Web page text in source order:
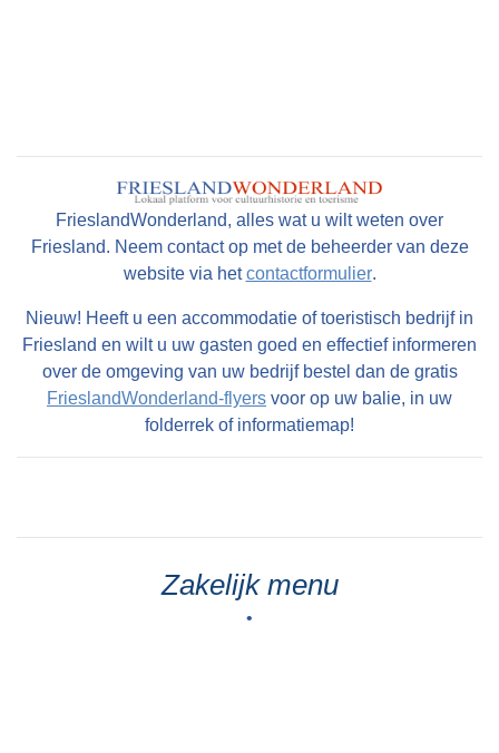
FrieslandWonderland, alles wat u wilt weten over
Friesland. Neem contact op met de beheerder van deze
website via hetcontactformulier.
Nieuw! Heeft u een accommodatie of toeristisch bedrijf in
Friesland en wilt u uw gasten goed en effectief informeren
over de omgeving van uw bedrijf bestel dan de gratis
FrieslandWonderland-flyers voor op uw balie, in uw
folderrek of informatiemap!
Zakelijk menu
•